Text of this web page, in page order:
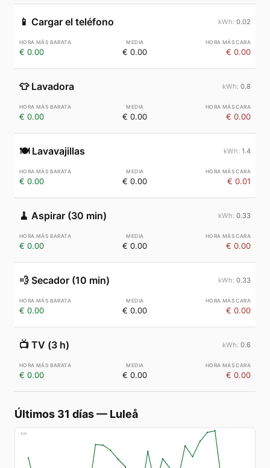
📱 Cargar el teléfono 0.02
€ 0.00 € 0.00 € 0.00
👕 Lavadora 0.8
€ 0.00 € 0.00 € 0.00
🍽️ Lavavajillas 1.4
€ 0.00 € 0.00 € 0.01
🧹 Aspirar (30 min) 0.33
€ 0.00 € 0.00 € 0.00
💨 Secador (10 min) 0.33
€ 0.00 € 0.00 € 0.00
📺 TV (3 h) 0.6
€ 0.00 € 0.00 € 0.00
Últimos 31 días— Luleå
€24